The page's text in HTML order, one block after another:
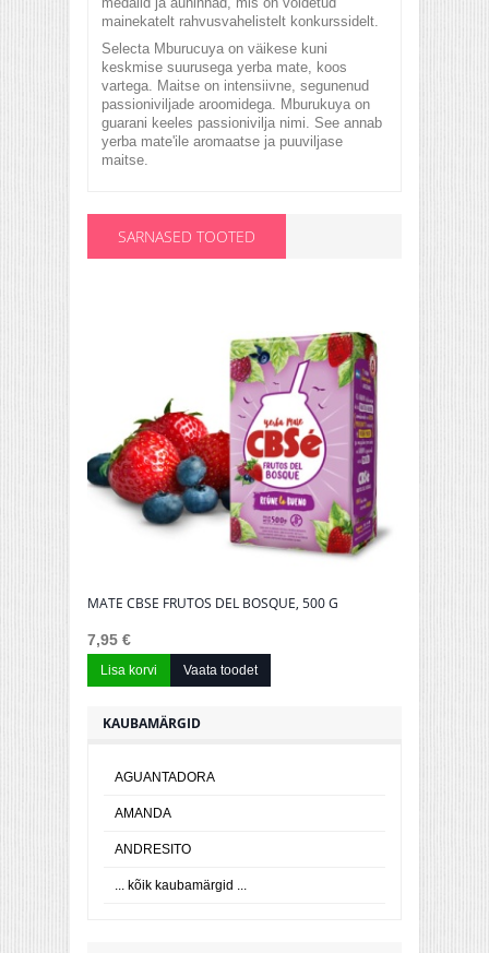
mainekatelt rahvusvahelistelt konkurssidelt.
Selecta Mburucuya on väikese kuni
keskmise suurusega yerba mate, koos
vartega. Maitse on intensiivne, segunenud
passioniviljade aroomidega. Mburukuya on
guarani keeles passionivilja nimi. See annab
yerba mate'ile aromaatse ja puuviljase
maitse.
SARNASED TOOTED
MATE CBSE FRUTOS DEL BOSQUE, 500 G
7,95 €
Lisa korvi Vaata toodet
KAUBAMÄRGID
AGUANTADORA
AMANDA
ANDRESITO
... kõik kaubamärgid ...